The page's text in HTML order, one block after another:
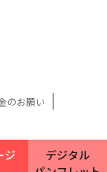
のお願い
ジ
デジタル